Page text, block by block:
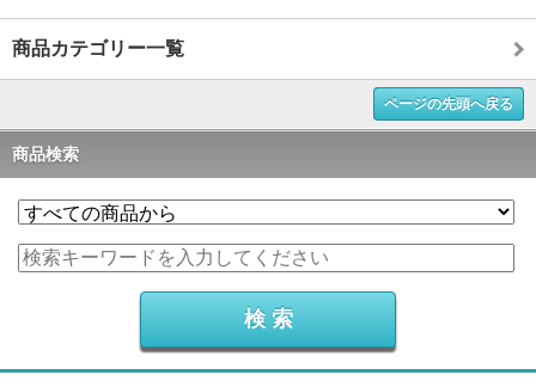
商品カテゴリー一覧
ページの先頭へ戻る
商品検索